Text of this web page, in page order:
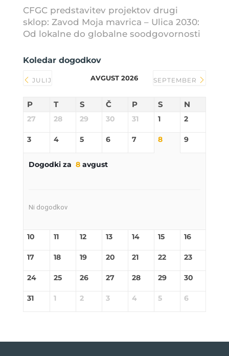
CFGC predstavitev projektov drugi
sklop: Zavod Moja mavrica – Ulica 2030:
Od lokalne do globalne soodgovornosti
Koledar dogodkov
JULIJ AVGUST 2026 SEPTEMBER
P T S Č P S N
27 28 29 30 31 1 2
3 4 5 6 7 8 9
Dogodki za 8avgust
Ni dogodkov
10 11 12 13 14 15 16
17 18 19 20 21 22 23
24 25 26 27 28 29 30
31 1 2 3 4 5 6